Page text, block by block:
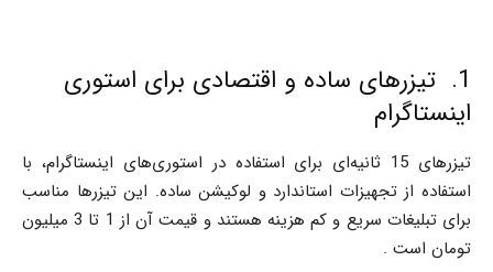
1. تیزرهای ساده و اقتصادی برای استوری
اینستاگرام
تیزرهای 15 ثانیه‌ای برای استفاده در استوری‌های اینستاگرام، با
استفاده از تجهیزات استاندارد و لوکیشن ساده. این تیزرها مناسب
برای تبلیغات سریع و کم هزینه هستند و قیمت آن از 1 تا 3 میلیون
تومان است .